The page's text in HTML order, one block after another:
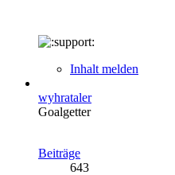
Inhalt melden
wyhrataler
Goalgetter
Beiträge
643